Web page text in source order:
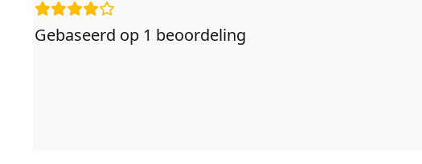
Gebaseerd op 1 beoordeling